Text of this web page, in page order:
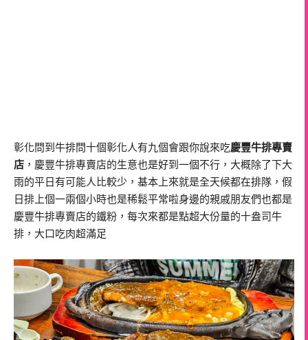
彰化問到牛排問十個彰化人有九個會跟你說來吃慶豐牛排專賣
店 ，慶豐牛排專賣店的生意也是好到一個不行，大概除了下大
雨的平日有可能人比較少，基本上來就是全天候都在排隊，假
日排上個一兩個小時也是稀鬆平常啦身邊的親戚朋友們也都是
慶豐牛排專賣店的鐵粉，每次來都是點超大份量的十盎司牛
排，大口吃肉超滿足